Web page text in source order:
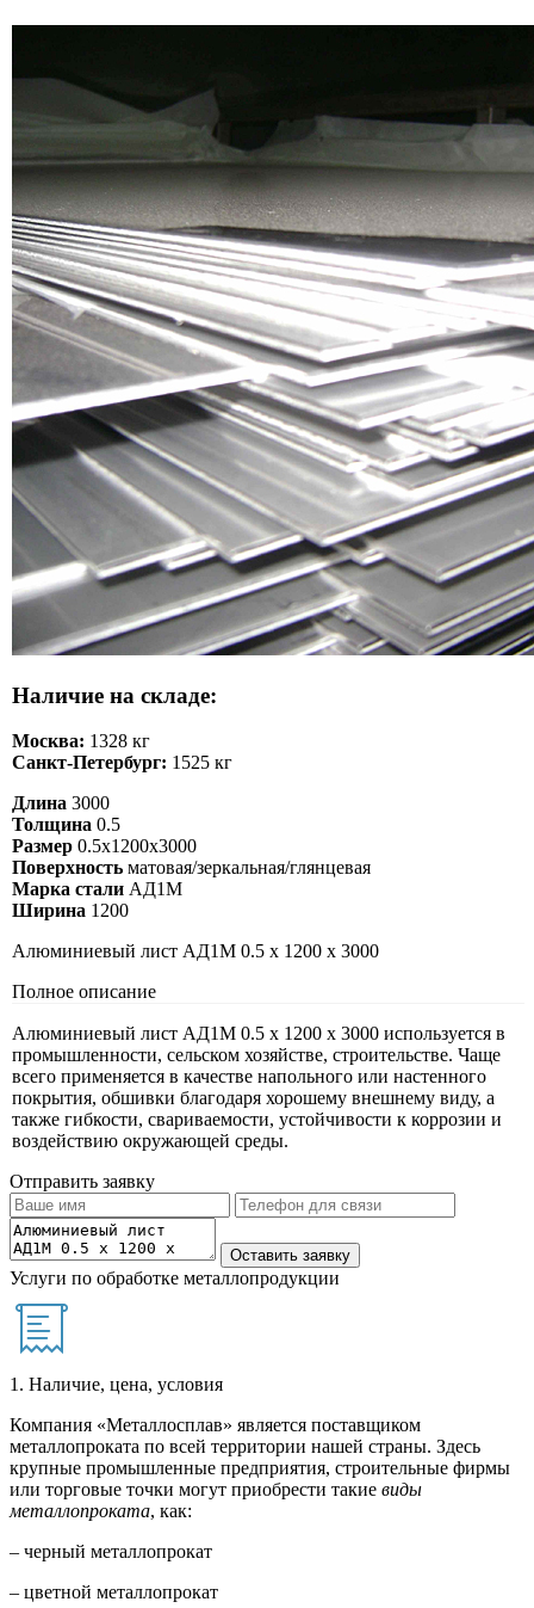
Наличие на складе:
Москва: 1328 кг
Санкт-Петербург: 1525 кг
Длина 3000
Толщина 0.5
Размер 0.5х1200х3000
Поверхность матовая/зеркальная/глянцевая
Марка стали АД1М
Ширина 1200
Алюминиевый лист АД1М 0.5 х 1200 х 3000
Полное описание
Алюминиевый лист АД1М 0.5 х 1200 х 3000 используется в
промышленности, сельском хозяйстве, строительстве. Чаще
всего применяется в качестве напольного или настенного
покрытия, обшивки благодаря хорошему внешнему виду, а
также гибкости, свариваемости, устойчивости к коррозии и
воздействию окружающей среды.
Отправить заявку
Услуги по обработке металлопродукции
1. Наличие, цена, условия
Компания «Металлосплав» является поставщиком
металлопроката по всей территории нашей страны. Здесь
крупные промышленные предприятия, строительные фирмы
или торговые точки могут приобрести такие виды
металлопроката, как:
– черный металлопрокат
– цветной металлопрокат